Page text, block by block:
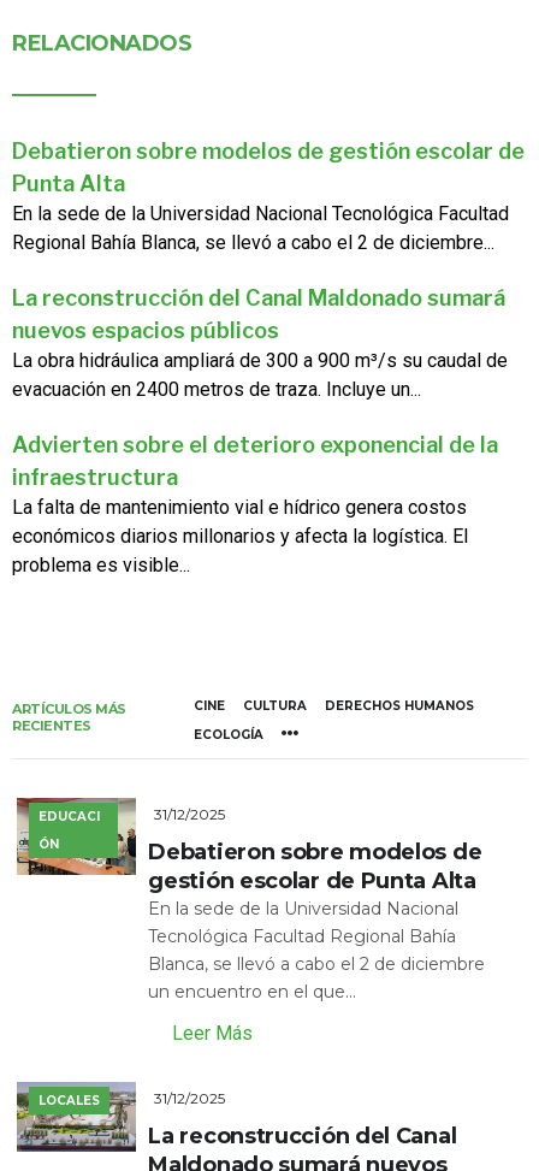
RELACIONADOS
Debatieron sobre modelos de gestión escolar de
Punta Alta
En la sede de la Universidad Nacional Tecnológica Facultad
Regional Bahía Blanca, se llevó a cabo el 2 de diciembre...
La reconstrucción del Canal Maldonado sumará
nuevos espacios públicos
La obra hidráulica ampliará de 300 a 900 m³/s su caudal de
evacuación en 2400 metros de traza. Incluye un...
Advierten sobre el deterioro exponencial de la
infraestructura
La falta de mantenimiento vial e hídrico genera costos
económicos diarios millonarios y afecta la logística. El
problema es visible...
ARTÍCULOS MÁS
RECIENTES
CINE CULTURA
DERECHOS HUMANOS
ECOLOGÍA
EDUCACI
ÓN
31/12/2025
Debatieron sobre modelos de
gestión escolar de Punta Alta
En la sede de la Universidad Nacional
Tecnológica Facultad Regional Bahía
Blanca, se llevó a cabo el 2 de diciembre
un encuentro en el que...
Leer Más
LOCALES 31/12/2025
La reconstrucción del Canal
Maldonado sumará nuevos